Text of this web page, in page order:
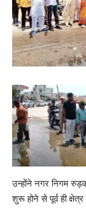
उन्होंने नगर निगम
शुरू होने से पूर्व ही